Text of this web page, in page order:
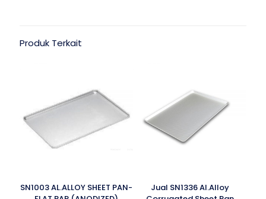
Produk Terkait
SN1003 AL.ALLOY SHEET PAN-
Jual SN1336 Al.Alloy